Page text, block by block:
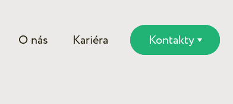
O nás Kariéra Kontakty